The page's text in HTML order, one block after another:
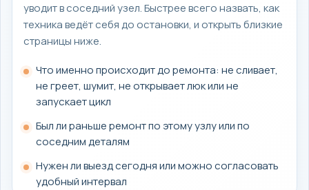
уводит в соседний узел. Быстрее всего назвать, как
техника ведёт себя до остановки, и открыть близкие
страницы ниже.
Что именно происходит до ремонта: не сливает,
не греет, шумит, не открывает люк или не
запускает цикл
Был ли раньше ремонт по этому узлу или по
соседним деталям
Нужен ли выезд сегодня или можно согласовать
удобный интервал